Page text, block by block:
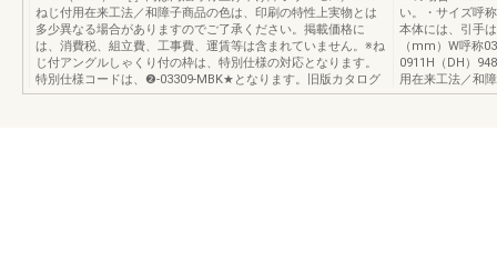
ねじ付用在来工法／和障子商品の色は、印刷の特性上実物とは
多少異なる場合がありますのでご了承ください。掲載価格に
は、消費税、組立費、工事費、運賃等は含まれていません。※ね
じ付アングルしゃくり付の枠は、特別仕様の対応となります。
特別仕様コードは、❷-03309-MBK★となります。旧版カタログ
い。・サイズ呼
本体には、引手
（mm）W呼称
0911H（DH）
用在来工法／和